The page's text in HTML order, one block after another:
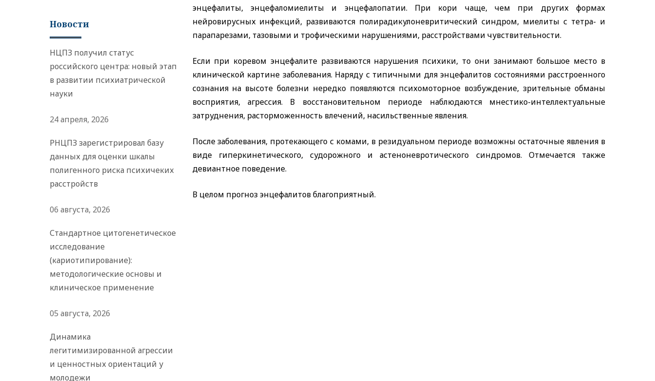
энцефалиты, энцефаломиелиты и энцефалопатии. При кори чаще, чем при других формах
нейровирусных инфекций, развиваются полирадикулоневритический синдром, миелиты с тетра- и
парапарезами, тазовыми и трофическими нарушениями, расстройствами чувствительности.
Если при коревом энцефалите развиваются нарушения психики, то они занимают большое место в
клинической картине заболевания. Наряду с типичными для энцефалитов состояниями расстроенного
сознания на высоте болезни нередко появляются психомоторное возбуждение, зрительные обманы
восприятия, агрессия. В восстановительном периоде наблюдаются мнестико-интеллектуальные
затруднения, расторможенность влечений, насильственные явления.
После заболевания, протекающего с комами, в резидуальном периоде возможны остаточные явления в
виде гиперкинетического, судорожного и астеноневротического синдромов. Отмечается также
девиантное поведение.
В целом прогноз энцефалитов благоприятный.
Новости
НЦПЗ получил статус
российского центра: новый этап
в развитии психиатрической
науки
24 апреля, 2026
РНЦПЗ зарегистрировал базу
данных для оценки шкалы
полигенного риска психичеких
расстройств
06 августа, 2026
Стандартное цитогенетическое
исследование
(кариотипирование):
методологические основы и
клиническое применение
05 августа, 2026
Динамика
легитимизированной агрессии
и ценностных ориентаций у
молодежи